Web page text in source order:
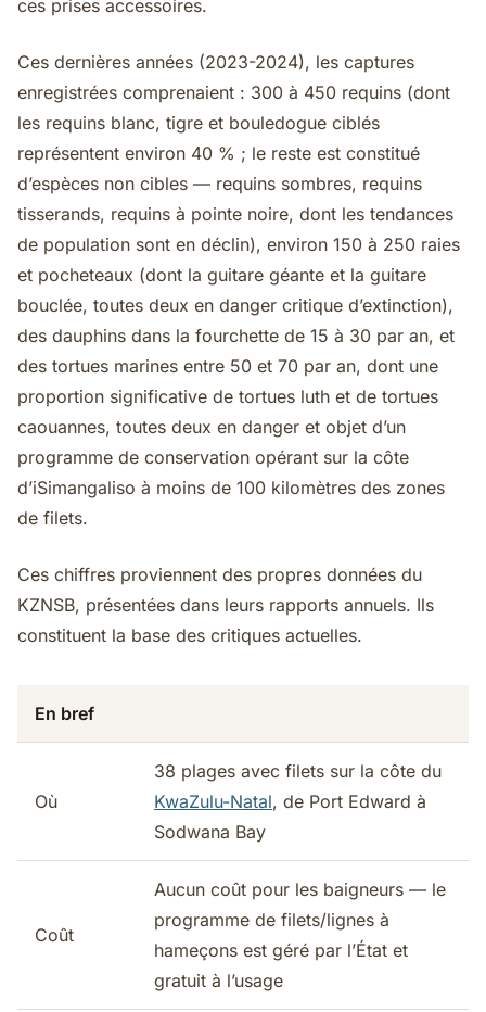
ces prises accessoires.
Ces dernières années (2023-2024), les captures
enregistrées comprenaient : 300 à 450 requins (dont
les requins blanc, tigre et bouledogue ciblés
représentent environ 40 % ; le reste est constitué
d’espèces non cibles — requins sombres, requins
tisserands, requins à pointe noire, dont les tendances
de population sont en déclin), environ 150 à 250 raies
et pocheteaux (dont la guitare géante et la guitare
bouclée, toutes deux en danger critique d’extinction),
des dauphins dans la fourchette de 15 à 30 par an, et
des tortues marines entre 50 et 70 par an, dont une
proportion significative de tortues luth et de tortues
caouannes, toutes deux en danger et objet d’un
programme de conservation opérant sur la côte
d’iSimangaliso à moins de 100 kilomètres des zones
de filets.
Ces chiffres proviennent des propres données du
KZNSB, présentées dans leurs rapports annuels. Ils
constituent la base des critiques actuelles.
En bref
Où
38 plages avec filets sur la côte du
KwaZulu-Natal, de Port Edward à
Sodwana Bay
Coût
Aucun coût pour les baigneurs — le
programme de filets/lignes à
hameçons est géré par l’État et
gratuit à l’usage